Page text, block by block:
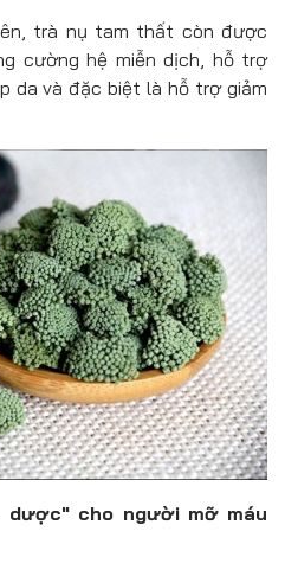
trà nụ tam thất còn được
cường hệ miễn dịch, hỗ trợ
da và đặc biệt là hỗ trợ giảm
dược" cho người mỡ máu